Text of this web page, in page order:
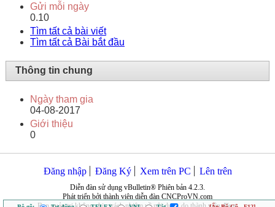
Gửi mỗi ngày
0.10
Tìm tất cả bài viết
Tìm tất cả Bài bắt đầu
Thông tin chung
Ngày tham gia
04-08-2017
Giới thiệu
0
Đăng nhập Đăng Ký Xem trên PC Lên trên
Diễn đàn sử dụng vBulletin® Phiên bản 4.2.3.
Phát triển bởi thành viên diễn đàn CNCProVN.com